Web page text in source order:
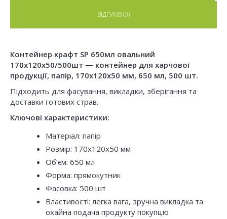
ВІДГУКІВ (0)
Контейнер крафт SP 650мл овальний
170х120x50/500шт — контейнер для харчової
продукції, папір, 170x120x50 мм, 650 мл, 500 шт.
Підходить для фасування, викладки, зберігання та
доставки готових страв.
Ключові характеристики:
Матеріал: папір
Розмір: 170x120x50 мм
Об’єм: 650 мл
Форма: прямокутник
Фасовка: 500 шт
Властивості: легка вага, зручна викладка та
охайна подача продукту покупцю